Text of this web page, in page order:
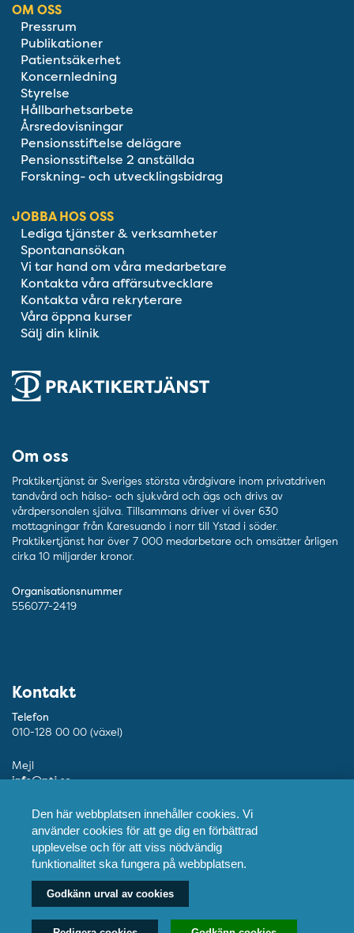
Den här webbplatsen innehåller cookies. Vi
använder cookies för att ge dig en förbättrad
upplevelse och för att viss nödvändig
funktionalitet ska fungera på webbplatsen.
Godkänn urval av cookies
OM OSS
Pressrum
Publikationer
Patientsäkerhet
Koncernledning
Styrelse
Hållbarhetsarbete
Årsredovisningar
Pensionsstiftelse delägare
Pensionsstiftelse 2 anställda
Forskning- och utvecklingsbidrag
JOBBA HOS OSS
Lediga tjänster & verksamheter
Spontanansökan
Vi tar hand om våra medarbetare
Kontakta våra affärsutvecklare
Kontakta våra rekryterare
Våra öppna kurser
Sälj din klinik
Om oss
Praktikertjänst är Sveriges största vårdgivare inom privatdriven
tandvård och hälso- och sjukvård och ägs och drivs av
vårdpersonalen själva. Tillsammans driver vi över 630
mottagningar från Karesuando i norr till Ystad i söder.
Praktikertjänst har över 7 000 medarbetare och omsätter årligen
cirka 10 miljarder kronor.
Organisationsnummer
556077-2419
Kontakt
Telefon
010-128 00 00 (växel)
Mejl
info@ptj.se
Besöksadress
Adolf Fredriks Kyrkogata 9, Stockholm
Postadress
Fler kontaktuppgifter